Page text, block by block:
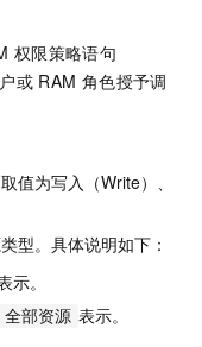
权限策略语句
或 RAM 角色授予调
值为写入（Write）、
型。具体说明如下：
示。
全部资源 表示。